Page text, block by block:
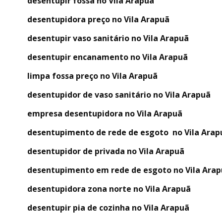
desentupidora preço no Vila Arapuã
desentupir vaso sanitário no Vila Arapuã
desentupir encanamento no Vila Arapuã
limpa fossa preço no Vila Arapuã
desentupidor de vaso sanitário no Vila Arapuã
empresa desentupidora no Vila Arapuã
desentupimento de rede de esgoto no Vila
desentupidor de privada no Vila Arapuã
desentupimento em rede de esgoto no Vila
desentupidora zona norte no Vila Arapuã
desentupir pia de cozinha no Vila Arapuã